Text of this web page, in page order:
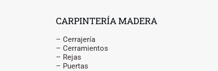
CARPINTERÍA MADERA
– Cerrajería
– Cerramientos
– Rejas
– Puertas